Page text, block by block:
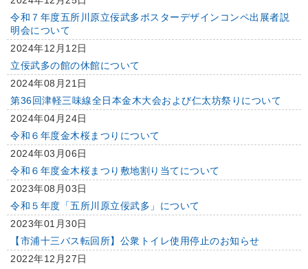
令和７年度五所川原立佞武多ポスターデザインコンペ出展者説
明会について
2024年12月12日
立佞武多の館の休館について
2024年08月21日
第36回津軽三味線全日本金木大会および仁太坊祭りについて
2024年04月24日
令和６年度金木桜まつりについて
2024年03月06日
令和６年度金木桜まつり敷地割り当てについて
2023年08月03日
令和５年度「五所川原立佞武多」について
2023年01月30日
【市浦十三バス転回所】公衆トイレ使用停止のお知らせ
2022年12月27日